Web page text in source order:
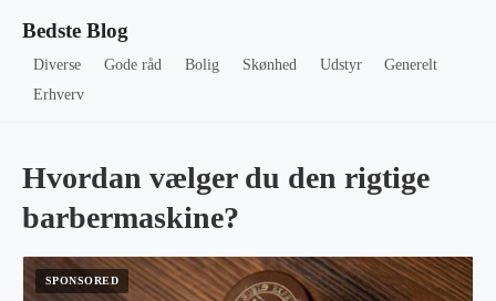
Bedste Blog
Diverse Gode råd Bolig Skønhed Udstyr
Generelt
Erhverv
Hvordan vælger du den rigtige
barbermaskine?